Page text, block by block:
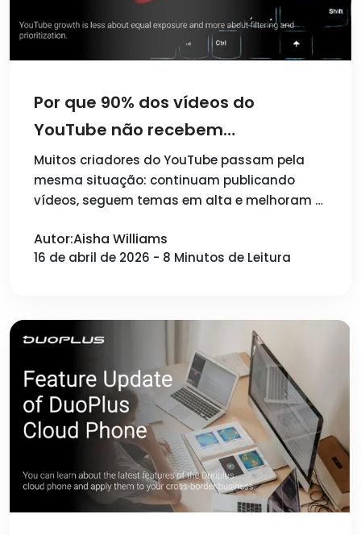
Por que 90% dos vídeos do
YouTube não recebem
visualizações: Distribuição de
tráfego e estratégias de
otimização no YouTube
Muitos criadores do YouTube passam pela
mesma situação: continuam publicando
vídeos, seguem temas em alta e melhoram …
Autor:Aisha Williams
16 de abril de 2026 - 8 Minutos de Leitura